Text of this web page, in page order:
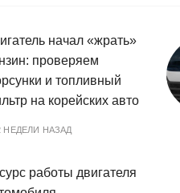
начал «жрать»
проверяем
и топливный
на корейских авто
НЕДЕЛИ НАЗАД
работы двигателя